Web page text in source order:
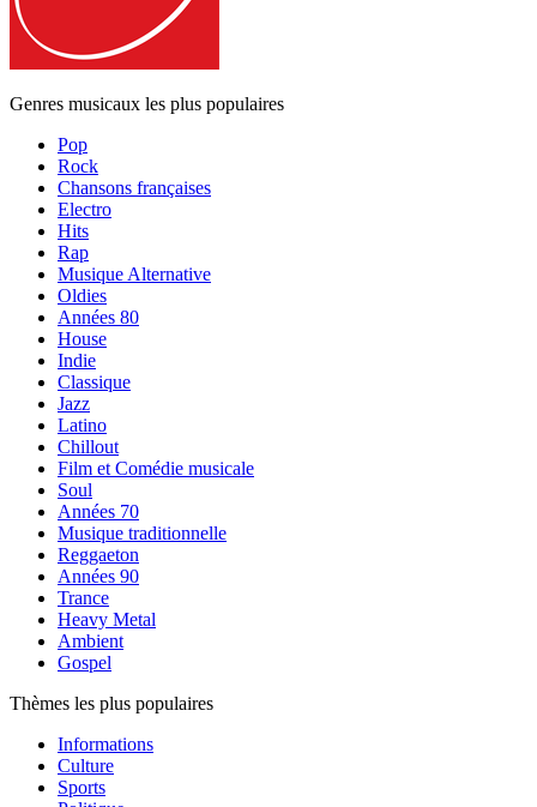
Genres musicaux les plus populaires
Pop
Rock
Chansons françaises
Electro
Hits
Rap
Musique Alternative
Oldies
Années 80
House
Indie
Classique
Jazz
Latino
Chillout
Film et Comédie musicale
Soul
Années 70
Musique traditionnelle
Reggaeton
Années 90
Trance
Heavy Metal
Ambient
Gospel
Thèmes les plus populaires
Informations
Culture
Sports